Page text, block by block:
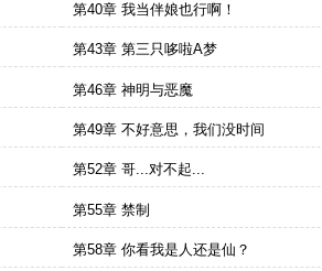
第40章 我当伴娘也行啊！
第43章 第三只哆啦A梦
第46章 神明与恶魔
第49章 不好意思，我们没时间
第52章 哥...对不起...
第55章 禁制
第58章 你看我是人还是仙？